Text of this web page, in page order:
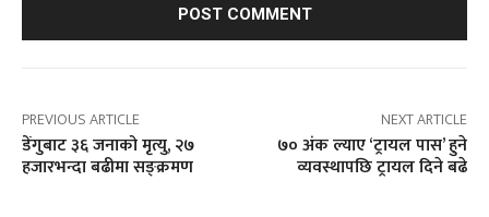
PREVIOUS ARTICLE
डेंगुबाट ३६ जनाको मृत्यु, २७
हजारभन्दा बढीमा सङ्क्रमण
NEXT ARTICLE
७० अंक ल्याए ‘ट्रायल पास’ हुने
व्यवस्थापछि ट्रायल दिने बढे